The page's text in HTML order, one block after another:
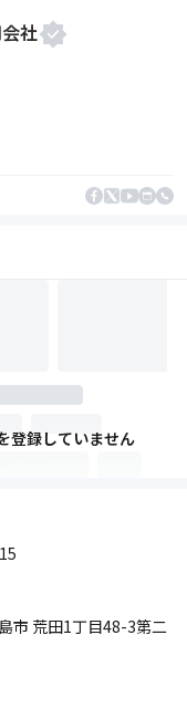
社
登録していません
市 荒田1丁目48-3第二